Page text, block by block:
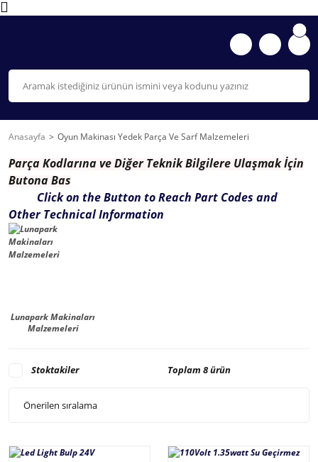
Anasayfa Oyun Makinası Yedek Parça Ve Sarf Malzemeleri
Parça Kodlarına ve Diğer Teknik Bilgilere Ulaşmak İçin
Butona Bas
Click on the Button to Reach Part Codes and
Other Technical Information
Lunapark Makinaları
Malzemeleri
Stoktakiler Toplam 8 ürün